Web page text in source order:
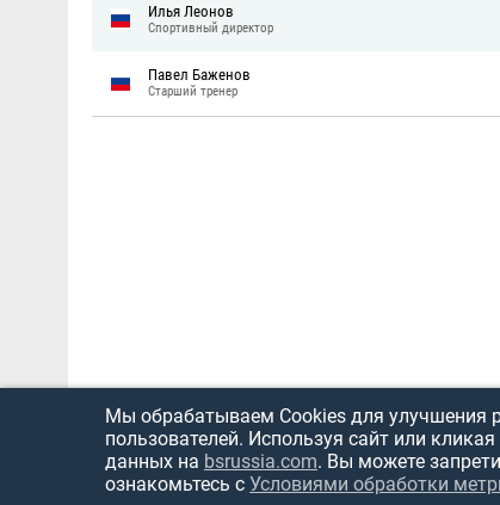
Илья Леонов
Спортивный директор
Павел Баженов
Старший тренер
Мы обрабатываем Cookies для улучшения
пользователей. Используя сайт или
данных на bsrussia.com. Вы можете
ознакомьтесь с Условиями обработки